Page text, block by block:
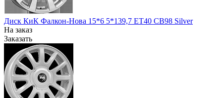
Диск КиК Фалкон-Нова 15*6 5*139,7 ЕТ40 СВ98 Silver
На заказ
Заказать